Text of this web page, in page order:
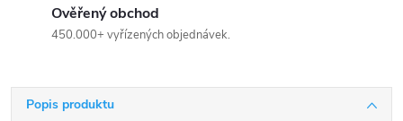
Ověřený obchod
450.000+ vyřízených objednávek.
Popis produktu